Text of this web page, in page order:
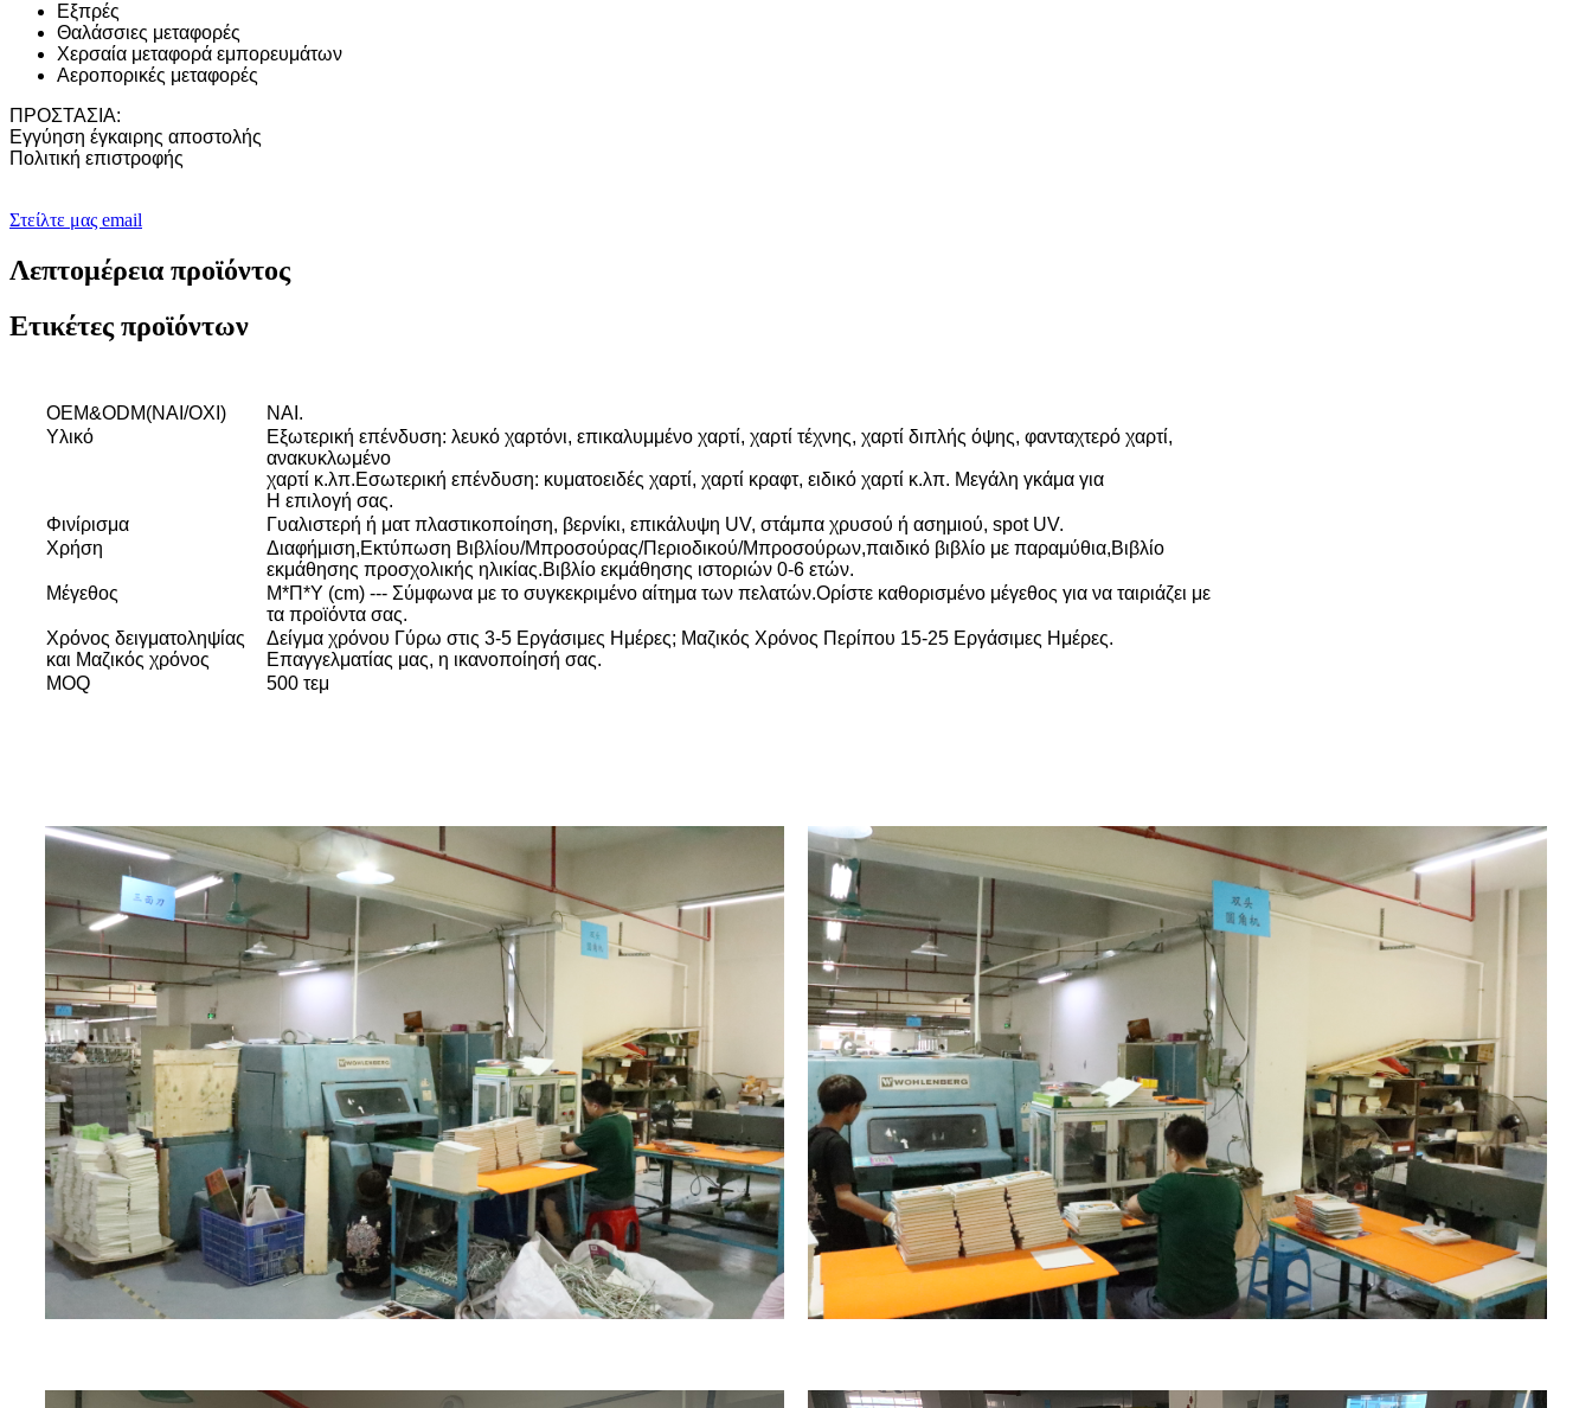
Εξπρές
Θαλάσσιες μεταφορές
Χερσαία μεταφορά εμπορευμάτων
Αεροπορικές μεταφορές
ΠΡΟΣΤΑΣΙΑ:
Εγγύηση έγκαιρης αποστολής
Πολιτική επιστροφής
Στείλτε μας email
Λεπτομέρεια προϊόντος
Ετικέτες προϊόντων
OEM&ODM(ΝΑΙ/ΟΧΙ)
ΝΑΙ.
Υλικό
Εξωτερική επένδυση: λευκό χαρτόνι, επικαλυμμένο χαρτί, χαρτί τέχνης, χαρτί διπλής όψης, φανταχτερό χαρτί,
ανακυκλωμένο
χαρτί κ.λπ.Εσωτερική επένδυση: κυματοειδές χαρτί, χαρτί κραφτ, ειδικό χαρτί κ.λπ. Μεγάλη γκάμα για
Η επιλογή σας.
Φινίρισμα
Γυαλιστερή ή ματ πλαστικοποίηση, βερνίκι, επικάλυψη UV, στάμπα χρυσού ή ασημιού, spot UV.
Χρήση
Διαφήμιση,Εκτύπωση Βιβλίου/Μπροσούρας/Περιοδικού/Μπροσούρων,παιδικό βιβλίο με παραμύθια,Βιβλίο
εκμάθησης προσχολικής ηλικίας.Βιβλίο εκμάθησης ιστοριών 0-6 ετών.
Μέγεθος
Μ*Π*Υ (cm) --- Σύμφωνα με το συγκεκριμένο αίτημα των πελατών.Ορίστε καθορισμένο μέγεθος για να ταιριάζει με
τα προϊόντα σας.
Χρόνος δειγματοληψίας
και Μαζικός χρόνος
Δείγμα χρόνου Γύρω στις 3-5 Εργάσιμες Ημέρες; Μαζικός Χρόνος Περίπου 15-25 Εργάσιμες Ημέρες.
Επαγγελματίας μας, η ικανοποίησή σας.
MOQ
500 τεμ